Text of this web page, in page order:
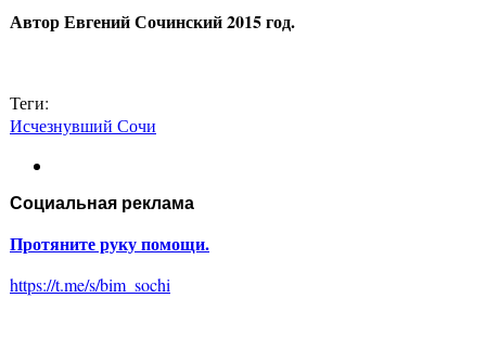
Автор Евгений Сочинский 2015 год.
Теги:
Исчезнувший Сочи
Социальная реклама
Протяните руку помощи.
https://t.me/s/bim_sochi